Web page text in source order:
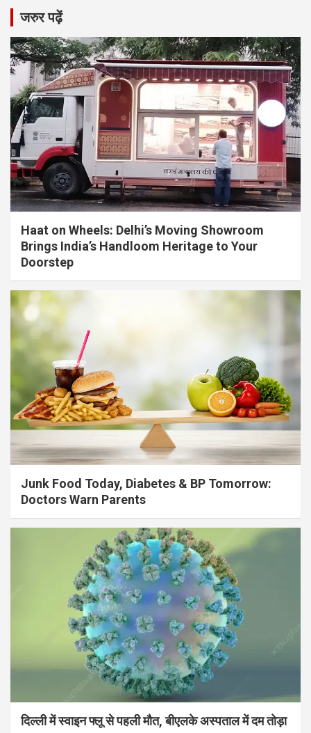
जरुर पढ़ें
Haat on Wheels: Delhi’s Moving Showroom
Brings India’s Handloom Heritage to Your
Doorstep
Junk Food Today, Diabetes & BP Tomorrow:
Doctors Warn Parents
दिल्ली में स्वाइन फ्लू से पहली मौत, बीएलके अस्पताल में दम तोड़ा